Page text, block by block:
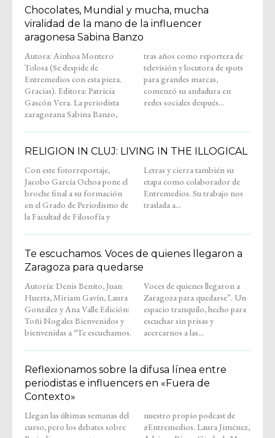
Chocolates, Mundial y mucha, mucha
viralidad de la mano de la influencer
aragonesa Sabina Banzo
Autora: Ainhoa Montero
Tolosa (Se despide de
Entremedios con esta pieza.
Gracias). Editora: Patricia
Gascón Vera. La periodista
zaragozana Sabina Banzo,
tras años como reportera de
televisión y locutora de spots
para grandes marcas,
comenzó su andadura en
redes sociales después...
RELIGION IN CLUJ: LIVING IN THE ILLOGICAL
Con este fotorreportaje,
Jacobo García Ochoa pone el
broche final a su formación
en el Grado de Periodismo de
la Facultad de Filosofía y
Letras y cierra también su
etapa como colaborador de
Entremedios. Su trabajo nos
traslada a...
Te escuchamos. Voces de quienes llegaron a
Zaragoza para quedarse
Autoría: Denis Benito, Juan
Huerta, Miriam Gavín, Laura
González y Ana Valle Edición:
Toñi Nogales Bienvenidos y
bienvenidas a “Te escuchamos.
Voces de quienes llegaron a
Zaragoza para quedarse”. Un
espacio tranquilo, hecho para
escuchar sin prisas y
acercarnos a las...
Reflexionamos sobre la difusa línea entre
periodistas e influencers en «Fuera de
Contexto»
Llegan las últimas semanas del
curso, pero los debates sobre
nuestro propio podcast de
#Entremedios. Laura Jiménez,